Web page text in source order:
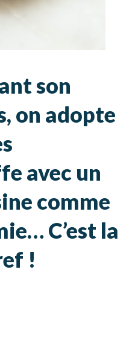
son
on adopte
avec un
comme
… C’est la
!